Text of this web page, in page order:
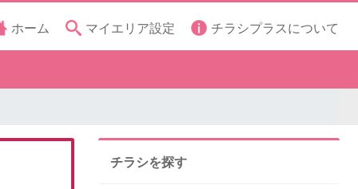
ホーム マイエリア設定 チラシプラスについて
チラシを探す